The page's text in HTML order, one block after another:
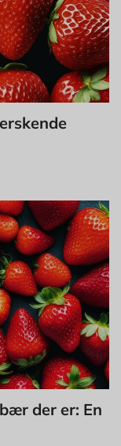
der er: En